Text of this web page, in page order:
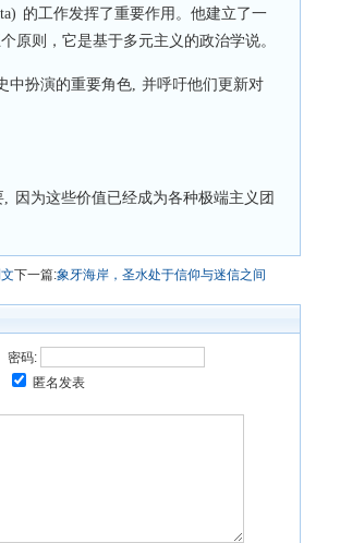
的工作发挥了重要作用。他建立了一
原则，它是基于多元主义的政治学说。
中扮演的重要角色, 并呼吁他们更新对
因为这些价值已经成为各种极端主义团
下一篇:象牙海岸，圣水处于信仰与迷信之间
密码:
匿名发表